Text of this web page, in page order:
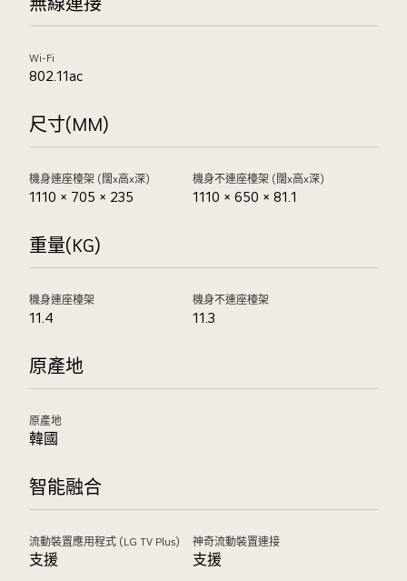
Wi-Fi
802.11ac
尺寸(MM)
機身連座檯架 (闊x高x深)
1110 × 705 × 235
機身不連座檯架 (闊x高x深)
1110 × 650 × 81.1
重量(KG)
機身連座檯架
11.4
機身不連座檯架
11.3
原產地
原產地
韓國
智能融合
流動裝置應用程式 (LG TV Plus)
支援
神奇流動裝置連接
支援